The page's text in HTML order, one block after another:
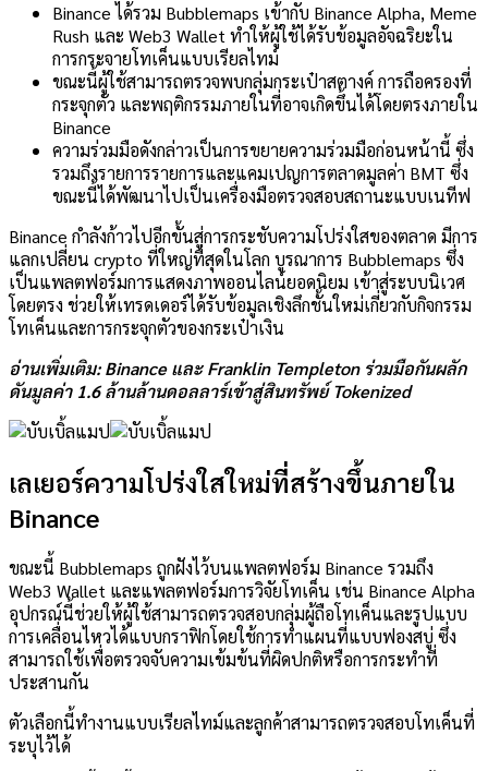
Binance ได้รวม Bubblemaps เข้ากับ Binance Alpha, Meme
Rush และ Web3 Wallet ทำให้ผู้ใช้ได้รับข้อมูลอัจฉริยะใน
การกระจายโทเค็นแบบเรียลไทม์
ขณะนี้ผู้ใช้สามารถตรวจพบกลุ่มกระเป๋าสตางค์ การถือครองที่
กระจุกตัว และพฤติกรรมภายในที่อาจเกิดขึ้นได้โดยตรงภายใน
Binance
ความร่วมมือดังกล่าวเป็นการขยายความร่วมมือก่อนหน้านี้ ซึ่ง
รวมถึงรายการรายการและแคมเปญการตลาดมูลค่า BMT ซึ่ง
ขณะนี้ได้พัฒนาไปเป็นเครื่องมือตรวจสอบสถานะแบบเนทีฟ
Binance กำลังก้าวไปอีกขั้นสู่การกระชับความโปร่งใสของตลาด มีการ
แลกเปลี่ยน crypto ที่ใหญ่ที่สุดในโลก บูรณาการ Bubblemaps ซึ่ง
เป็นแพลตฟอร์มการแสดงภาพออนไลน์ยอดนิยม เข้าสู่ระบบนิเวศ
โดยตรง ช่วยให้เทรดเดอร์ได้รับข้อมูลเชิงลึกชั้นใหม่เกี่ยวกับกิจกรรม
โทเค็นและการกระจุกตัวของกระเป๋าเงิน
อ่านเพิ่มเติม: Binance และ Franklin Templeton ร่วมมือกันผลัก
ดันมูลค่า 1.6 ล้านล้านดอลลาร์เข้าสู่สินทรัพย์ Tokenized
เลเยอร์ความโปร่งใสใหม่ที่สร้างขึ้นภายใน
Binance
ขณะนี้ Bubblemaps ถูกฝังไว้บนแพลตฟอร์ม Binance รวมถึง
Web3 Wallet และแพลตฟอร์มการวิจัยโทเค็น เช่น Binance Alpha
อุปกรณ์นี้ช่วยให้ผู้ใช้สามารถตรวจสอบกลุ่มผู้ถือโทเค็นและรูปแบบ
การเคลื่อนไหวได้แบบกราฟิกโดยใช้การทำแผนที่แบบฟองสบู่ ซึ่ง
สามารถใช้เพื่อตรวจจับความเข้มข้นที่ผิดปกติหรือการกระทำที่
ประสานกัน
ตัวเลือกนี้ทำงานแบบเรียลไทม์และลูกค้าสามารถตรวจสอบโทเค็นที่
ระบุไว้ได้